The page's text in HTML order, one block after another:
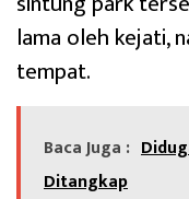
lama oleh kejati,
tempat.
Baca Juga :
Ditangkap